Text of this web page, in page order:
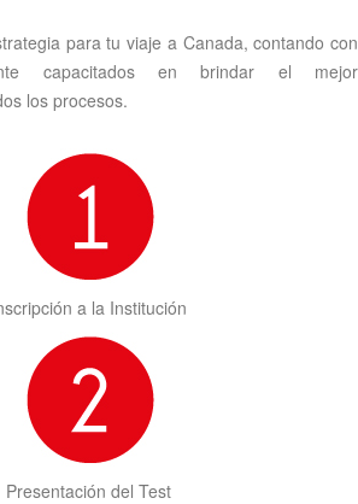
para tu viaje a Canada, contando con
capacitados en brindar el mejor
los procesos.
a la Institución
Presentación del Test